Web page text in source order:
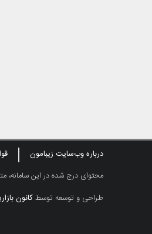
درباره وب‌سایت زیبامون
محتوای درج شده در این سامانه،
طراحی و توسعه توسطکانون